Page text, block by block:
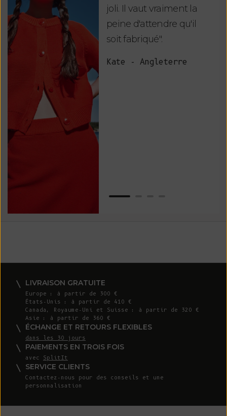
joli. Il vaut vraiment la
peine d'attendre qu'il
soit fabriqué".
Kate - Angleterre
LIVRAISON GRATUITE
Europe : à partir de 300 €
États-Unis : à partir de 410 €
Canada, Royaume-Uni et Suisse : à partir de 320 €
Asie : à partir de 360 €
ÉCHANGE ET RETOURS FLEXIBLES
dans les 30 jours
PAIEMENTS EN TROIS FOIS
avec SplitIt
SERVICE CLIENTS
Contactez-nous pour des conseils et une
personnalisation